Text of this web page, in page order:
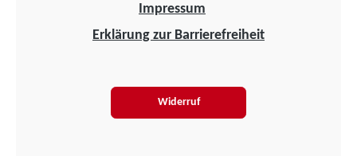
Impressum
Erklärung zur Barrierefreiheit
Widerruf